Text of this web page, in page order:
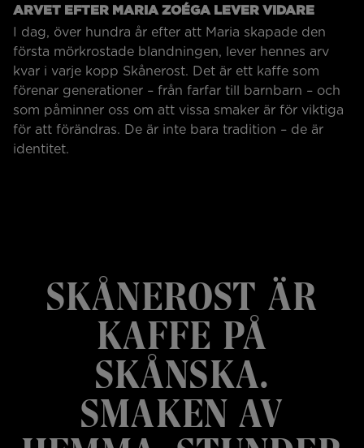
ARVET EFTER MARIA ZOÉGA LEVER VIDARE
I dag, över hundra år efter att Maria skapade den
första mörkrostade blandningen, lever hennes arv
kvar i varje kopp Skånerost. Det är ett kaffe som
förenar generationer – från farfar till barnbarn – och
som påminner oss om att vissa smaker är för viktiga
för att förändras. De är inte bara tradition – de är
identitet.
SKÅNEROST ÄR
KAFFE PÅ
SKÅNSKA.
SMAKEN AV